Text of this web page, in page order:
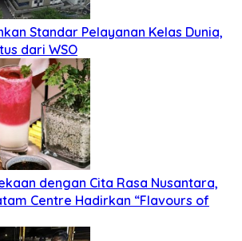
Standar Pelayanan Kelas Dunia,
dari WSO
dengan Cita Rasa Nusantara,
Centre Hadirkan “Flavours of